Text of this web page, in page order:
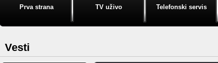
Prva strana TV uživo Telefonski servis
Vesti